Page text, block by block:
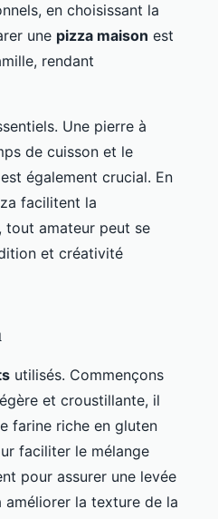
en choisissant la
une pizza maison est
rendant
Une pierre à
de cuisson et le
également crucial. En
facilitent la
tout amateur peut se
et créativité
utilisés. Commençons
et croustillante, il
farine riche en gluten
faciliter le mélange
pour assurer une levée
la texture de la